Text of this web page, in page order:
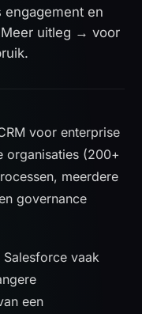
engagement en
Meer uitleg → voor
voor enterprise
organisaties (200+
meerdere
governance
vaak
een